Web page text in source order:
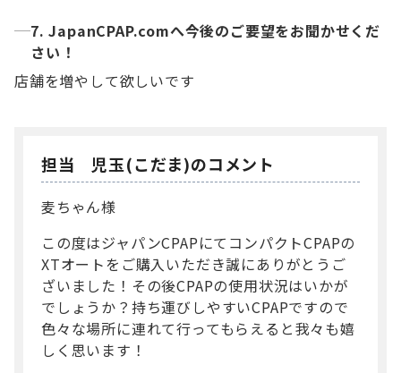
7. JapanCPAP.comへ今後のご要望をお聞かせくだ
さい！
店舗を増やして欲しいです
担当 児玉(こだま)のコメント
麦ちゃん様
この度はジャパンCPAPにてコンパクトCPAPの
XTオートをご購入いただき誠にありがとうご
ざいました！その後CPAPの使用状況はいかが
でしょうか？持ち運びしやすいCPAPですので
色々な場所に連れて行ってもらえると我々も嬉
しく思います！